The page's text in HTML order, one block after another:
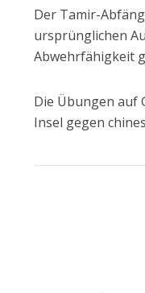
Der Tamir-
ursprünglichen
Abwehrfähigkeit
Die Übungen auf
Insel gegen